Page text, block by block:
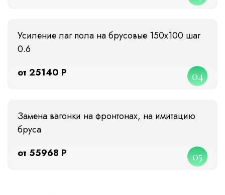
Усиление лаг пола на брусовые 150х100 шаг
0.6
от 25140 Р
04
Замена вагонки на фронтонах, на имитацию
бруса
от 55968 Р
05